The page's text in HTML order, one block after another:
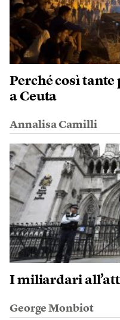
Perché così
a Ceuta
Annalisa Camilli
I miliardari
George Monbiot